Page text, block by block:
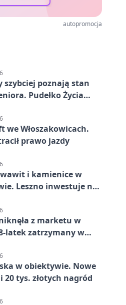
autopromocja
szybciej poznają stan
Pudełko Życia
we Włoszakowicach.
prawo jazdy
i kamienice w
Leszno inwestuje na
z marketu w
latek zatrzymany w
w obiektywie. Nowe
20 tys. złotych nagród